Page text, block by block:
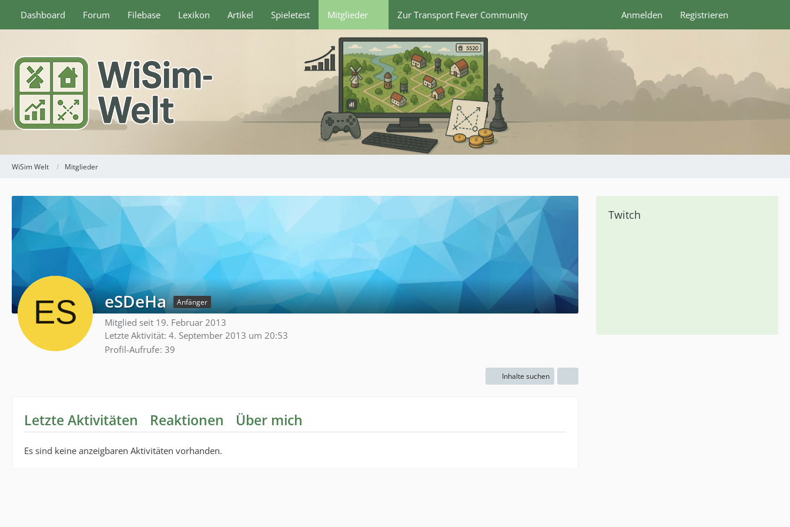
Dashboard Forum Filebase Lexikon Artikel Spieletest Mitglieder Zur Transport Fever Community Anmelden Registrieren
WiSim Welt Mitglieder
eSDeHa Anfänger
Mitglied seit 19. Februar 2013
Letzte Aktivität: 4. September 2013 um 20:53
Profil-Aufrufe 39
Inhalte suchen
Letzte Aktivitäten Reaktionen Über mich
Es sind keine anzeigbaren Aktivitäten vorhanden.
Twitch